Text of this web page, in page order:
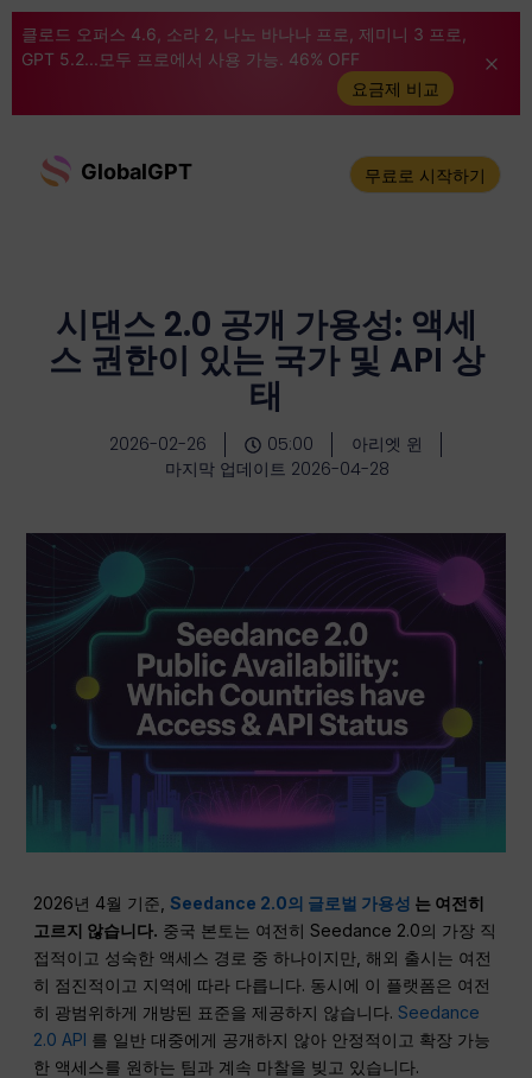
클로드 오퍼스 4.6, 소라 2, 나노 바나나 프로, 제미니 3 프로,
GPT 5.2...모두 프로에서 사용 가능. 46% OFF
요금제 비교
GlobalGPT 무료로 시작하기
시댄스 2.0 공개 가용성: 액세
스 권한이 있는 국가 및 API 상
태
2026-02-26 05:00
아리엣 윈
마지막 업데이트 2026-04-28
2026년 4월 기준,Seedance 2.0의 글로벌 가용성 는 여전히
고르지 않습니다. 중국 본토는 여전히 Seedance 2.0의 가장 직
접적이고 성숙한 액세스 경로 중 하나이지만, 해외 출시는 여전
히 점진적이고 지역에 따라 다릅니다. 동시에 이 플랫폼은 여전
히 광범위하게 개방된 표준을 제공하지 않습니다.Seedance
2.0 API 를 일반 대중에게 공개하지 않아 안정적이고 확장 가능
한 액세스를 원하는 팀과 계속 마찰을 빚고 있습니다.